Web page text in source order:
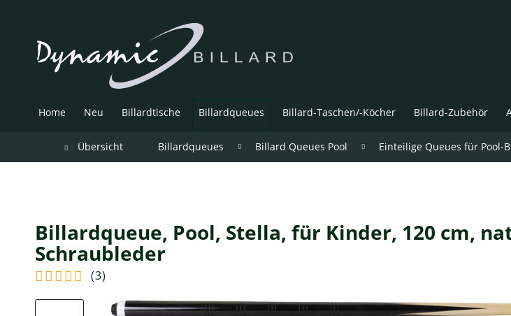
Home Neu Billardtische Billardqueues Billard-Taschen/-Köcher Billard-Zubehör
Übersicht Billardqueues Billard Queues Pool Einteilige Queues für Pool-
Billardqueue, Pool, Stella, für Kinder, 120 cm,
Schraubleder
(3)